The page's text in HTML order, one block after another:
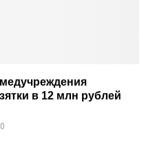
в 12 млн рублей
0